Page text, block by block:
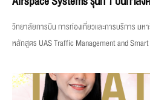
วิทยาลัยการบิน การท่องเที่ยวและการบริการ ม
หลักสูตร UAS Traffic Management and Smart